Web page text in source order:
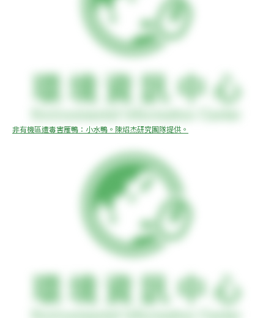
非有機區遭毒害雁鴨：小水鴨。陳炤杰研究團隊提供。